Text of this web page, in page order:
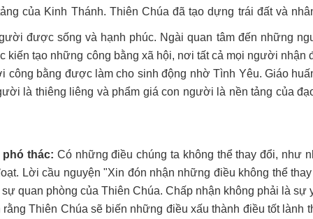
của Kinh Thánh. Thiên Chúa đã tạo dựng trái đất và
được sống và hạnh phúc. Ngài quan tâm đến những
kiến tạo những công bằng xã hội, nơi tất cả mọi người nhận
công bằng được làm cho sinh động nhờ Tình Yêu. Giáo
là thiêng liêng và phẩm giá con người là nền tảng của
phó thác: Có những điều chúng ta không thể thay đổi, như
Lời cầu nguyện "Xin đón nhận những điều không thể
quan phòng của Thiên Chúa. Chấp nhận không phải là sự
Thiên Chúa sẽ biến những điều xấu thành điều tốt lành